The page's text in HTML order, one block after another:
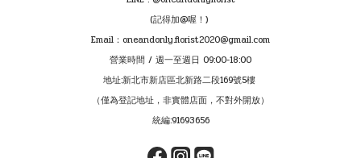
(記得加@喔！)
Email：oneandonly.florist2020@gmail.com
營業時間 / 週一至週日 09:00-18:00
地址:新北市新店區北新路二段169號5樓
（僅為登記地址，非實體店面，不對外開放）
統編:91693656